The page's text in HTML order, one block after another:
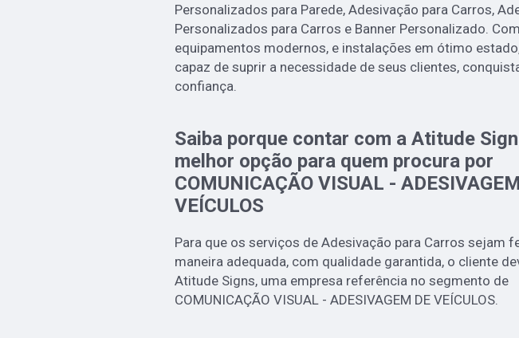
Personalizados para Parede, Adesivação para Carros,
Personalizados para Carros e Banner Personalizado. Com
equipamentos modernos, e instalações em ótimo
capaz de suprir a necessidade de seus clientes,
confiança.
Saiba porque contar com a Atitude
melhor opção para quem procura por
COMUNICAÇÃO VISUAL -
VEÍCULOS
Para que os serviços de Adesivação para Carros sejam
maneira adequada, com qualidade garantida, o cliente
Atitude Signs, uma empresa referência no segmento de
COMUNICAÇÃO VISUAL - ADESIVAGEM DE VEÍCULOS.